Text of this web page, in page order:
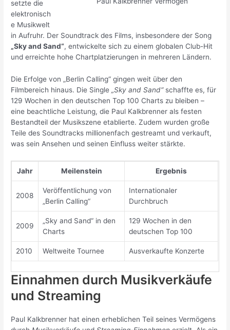
setzte die
elektronisch
e Musikwelt
in Aufruhr. Der Soundtrack des Films, insbesondere der Song
„Sky and Sand“, entwickelte sich zu einem globalen Club-Hit
und erreichte hohe Chartplatzierungen in mehreren Ländern.
Die Erfolge von „Berlin Calling“ gingen weit über den
Filmbereich hinaus. Die Single „Sky and Sand“schaffte es, für
129 Wochen in den deutschen Top 100 Charts zu bleiben –
eine beachtliche Leistung, die Paul Kalkbrenner als festen
Bestandteil der Musikszene etablierte. Zudem wurden große
Teile des Soundtracks millionenfach gestreamt und verkauft,
was sein Ansehen und seinen Einfluss weiter stärkte.
Jahr Meilenstein Ergebnis
2008
Veröffentlichung von
„Berlin Calling“
Internationaler
Durchbruch
2009
„Sky and Sand“ in den
Charts
129 Wochen in den
deutschen Top 100
2010 Weltweite Tournee Ausverkaufte Konzerte
Einnahmen durch Musikverkäufe
und Streaming
Paul Kalkbrenner hat einen erheblichen Teil seines Vermögens